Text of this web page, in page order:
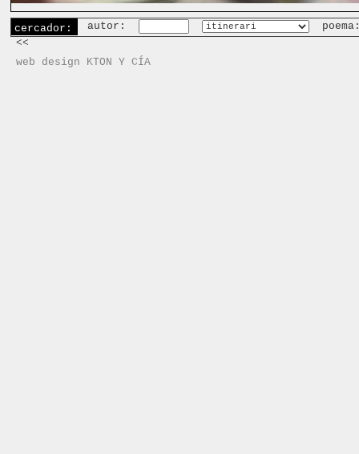
cercador: autor:
<<
web design KTON Y CÍA